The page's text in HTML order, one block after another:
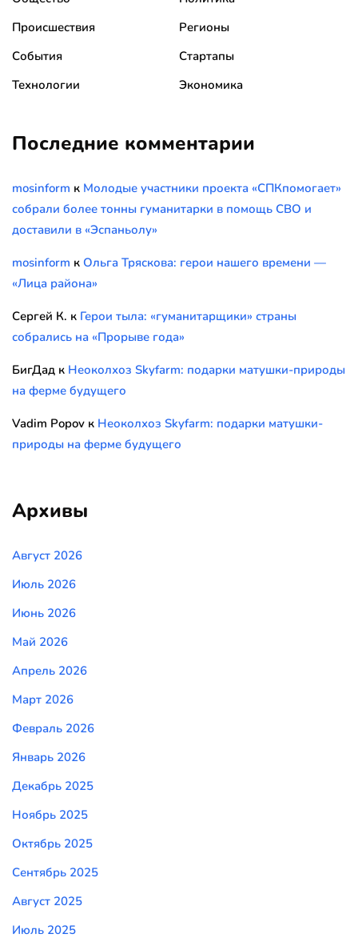
Происшествия
Регионы
События
Стартапы
Технологии
Экономика
Последние комментарии
mosinform к Молодые участники проекта «СПКпомогает»
собрали более тонны гуманитарки в помощь СВО и
доставили в «Эспаньолу»
mosinform к Ольга Тряскова: герои нашего времени —
«Лица района»
Сергей К. к Герои тыла: «гуманитарщики» страны
собрались на «Прорыве года»
БигДад к Неоколхоз Skyfarm: подарки матушки-природы
на ферме будущего
Vadim Popov к Неоколхоз Skyfarm: подарки матушки-
природы на ферме будущего
Архивы
Август 2026
Июль 2026
Июнь 2026
Май 2026
Апрель 2026
Март 2026
Февраль 2026
Январь 2026
Декабрь 2025
Ноябрь 2025
Октябрь 2025
Сентябрь 2025
Август 2025
Июль 2025